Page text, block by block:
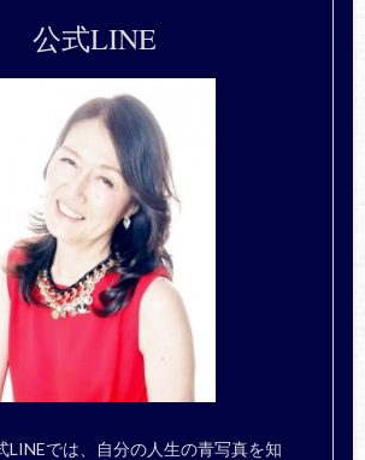
公式LINE
LINEでは、自分の人生の青写真を知